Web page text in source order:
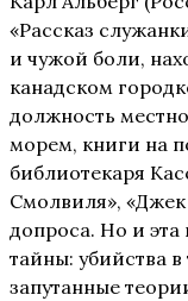
«Рассказ
и чужой боли,
канадском
должность
морем, книги на
библиотекаря
Смолвиля»,
допроса. Но и эта
тайны: убийства
запутанные